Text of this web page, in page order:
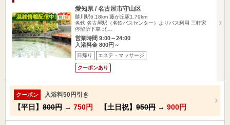
愛知県 / 名古屋市守山区
勝川駅6.18km 藤が丘駅1.79km
名鉄 名古屋駅（名鉄バスセンター）よりバス利用 三軒家
停留所下車 北…
営業時間 9:00～24:00
入浴料金 800円～
日帰り エステ・マッサージ
クーポンあり
クーポン 入浴料50円引き
【平日】 800円 → 750円 【土日祝】 950円 → 900円